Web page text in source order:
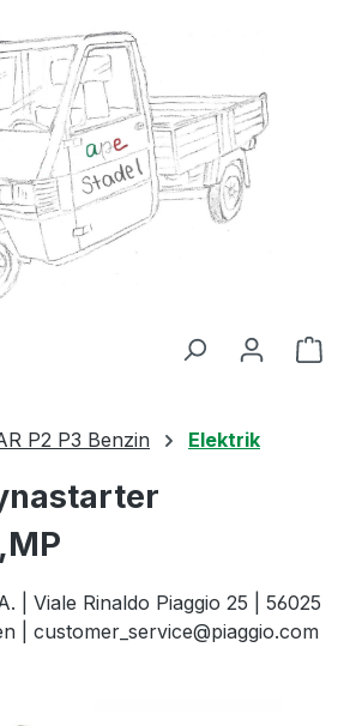
P2 P3 Benzin Elektrik
| Viale Rinaldo Piaggio 25 | 56025
| customer_service@piaggio.com